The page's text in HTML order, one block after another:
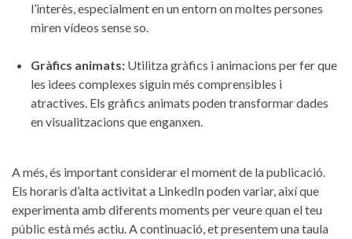
l’interès, especialment en un entorn on moltes persones
miren vídeos sense so.
Gràfics animats: Utilitza gràfics i animacions per fer que⁤
les idees complexes siguin més comprensibles i
atractives. Els gràfics animats poden transformar ⁣dades
en ⁣visualitzacions que enganxen.
A més,⁣ és important considerar ‌el moment de la publicació.
Els horaris d’alta activitat a LinkedIn‌ poden variar, així que
experimenta amb diferents moments per veure quan‍ el teu
públic‍ està més actiu. A continuació, et ‍presentem una taula